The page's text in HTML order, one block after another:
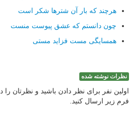
هرچند که بار آن شترها شکر است
چون دانستم که عشق پیوست منست
همسایگی مست فزاید مستی
نظرات نوشته شده
اولین نفر برای نظر دادن باشید و نظرتان
فرم زیر ارسال کنید.